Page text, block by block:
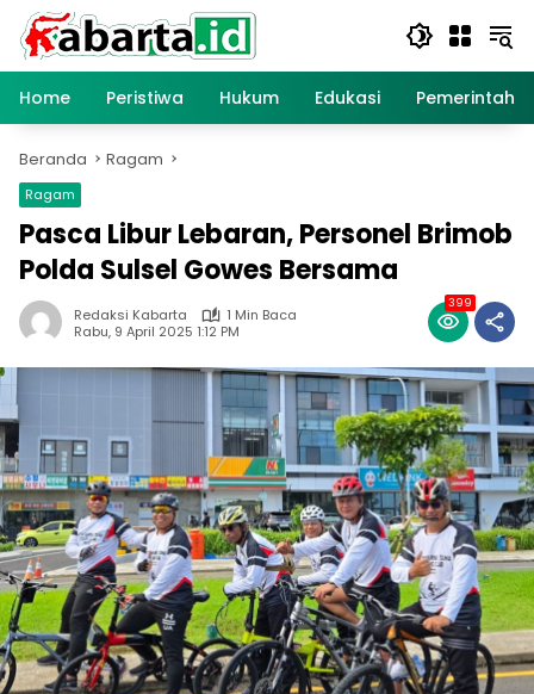
Langsung
konten
Home
Peristiwa Hukum Edukasi
Beranda Ragam
Ragam
Pasca Libur Lebaran, Personel Brimob
Polda Sulsel Gowes Bersama
Redaksi Kabarta
1 Min Baca
Rabu, 9 April 2025 1:12 PM
399